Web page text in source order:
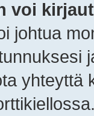
voi
johtua
yhteyttä